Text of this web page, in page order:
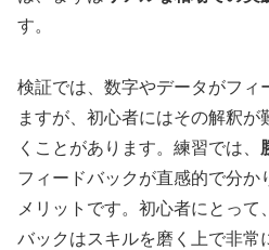
す。
検証では、数字やデータがフィ
ますが、初心者にはその解釈が
くことがあります。練習では、
フィードバックが直感的で分か
メリットです。初心者にとって
バックはスキルを磨く上で非常